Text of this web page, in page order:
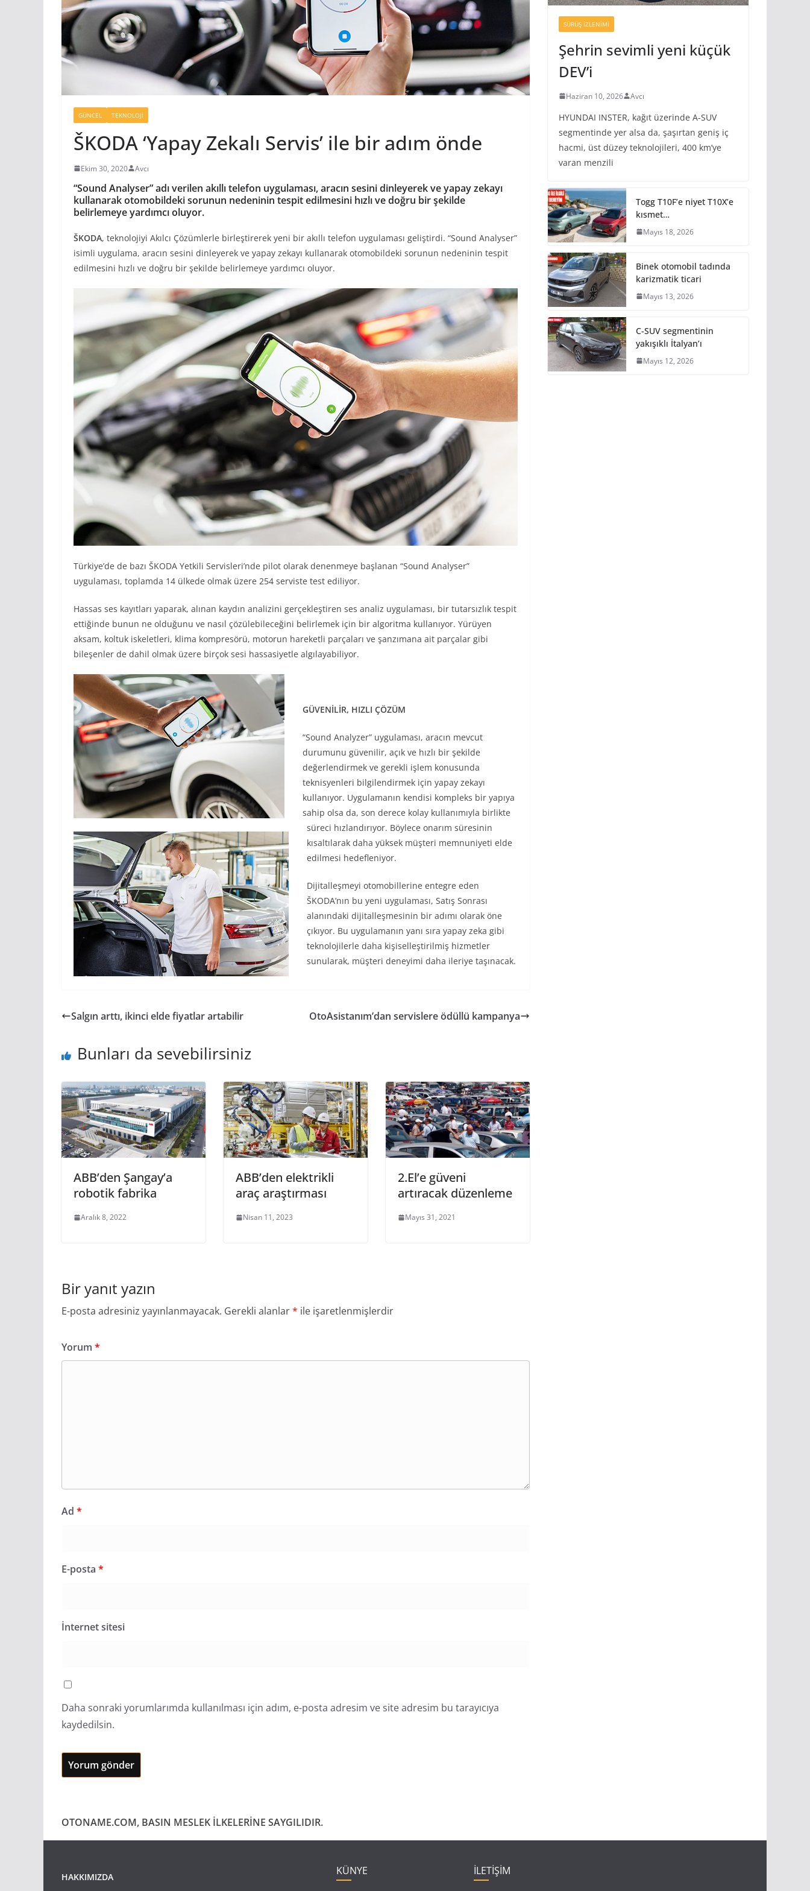
GÜNCEL TEKNOLOJI
ŠKODA ‘Yapay Zekalı Servis’ ile bir adım önde
Ekim 30, 2020 Avcı
“Sound Analyser” adı verilen akıllı telefon uygulaması, aracın sesini dinleyerek ve yapay zekayı
kullanarak otomobildeki sorunun nedeninin tespit edilmesini hızlı ve doğru bir şekilde
belirlemeye yardımcı oluyor.
ŠKODA, teknolojiyi Akılcı Çözümlerle birleştirerek yeni bir akıllı telefon uygulaması geliştirdi. “Sound Analyser”
isimli uygulama, aracın sesini dinleyerek ve yapay zekayı kullanarak otomobildeki sorunun nedeninin tespit
edilmesini hızlı ve doğru bir şekilde belirlemeye yardımcı oluyor.
Türkiye’de de bazı ŠKODA Yetkili Servisleri’nde pilot olarak denenmeye başlanan “Sound Analyser”
uygulaması, toplamda 14 ülkede olmak üzere 254 serviste test ediliyor.
Hassas ses kayıtları yaparak, alınan kaydın analizini gerçekleştiren ses analiz uygulaması, bir tutarsızlık tespit
ettiğinde bunun ne olduğunu ve nasıl çözülebileceğini belirlemek için bir algoritma kullanıyor. Yürüyen
aksam, koltuk iskeletleri, klima kompresörü, motorun hareketli parçaları ve şanzımana ait parçalar gibi
bileşenler de dahil olmak üzere birçok sesi hassasiyetle algılayabiliyor.
GÜVENİLİR, HIZLI ÇÖZÜM
“Sound Analyzer” uygulaması, aracın mevcut
durumunu güvenilir, açık ve hızlı bir şekilde
değerlendirmek ve gerekli işlem konusunda
teknisyenleri bilgilendirmek için yapay zekayı
kullanıyor. Uygulamanın kendisi kompleks bir yapıya
sahip olsa da, son derece kolay kullanımıyla birlikte
süreci hızlandırıyor. Böylece onarım süresinin
kısaltılarak daha yüksek müşteri memnuniyeti elde
edilmesi hedefleniyor.
Dijitalleşmeyi otomobillerine entegre eden
ŠKODA’nın bu yeni uygulaması, Satış Sonrası
alanındaki dijitalleşmesinin bir adımı olarak öne
çıkıyor. Bu uygulamanın yanı sıra yapay zeka gibi
teknolojilerle daha kişiselleştirilmiş hizmetler
sunularak, müşteri deneyimi daha ileriye taşınacak.
Salgın arttı, ikinci elde fiyatlar artabilir OtoAsistanım’dan servislere ödüllü kampanya
Bunları da sevebilirsiniz
ABB’den Şangay’a
robotik fabrika
Aralık 8, 2022
ABB’den elektrikli
araç araştırması
Nisan 11, 2023
2.El’e güveni
artıracak düzenleme
Mayıs 31, 2021
Bir yanıt yazın
E-posta adresiniz yayınlanmayacak. Gerekli alanlar* ile işaretlenmişlerdir
Yorum *
Ad *
E-posta *
İnternet sitesi
Daha sonraki yorumlarımda kullanılması için adım, e-posta adresim ve site adresim bu tarayıcıya
kaydedilsin.
SÜRÜŞ İZLENIMI
Şehrin sevimli yeni küçük
DEV’i
Haziran 10, 2026 Avcı
HYUNDAI INSTER, kağıt üzerinde A-SUV
segmentinde yer alsa da, şaşırtan geniş iç
hacmi, üst düzey teknolojileri, 400 km’ye
varan menzili
Togg T10F’e niyet T10X’e
kısmet…
Mayıs 18, 2026
Binek otomobil tadında
karizmatik ticari
Mayıs 13, 2026
C-SUV segmentinin
yakışıklı İtalyan’ı
Mayıs 12, 2026
OTONAME.COM, BASIN MESLEK İLKELERİNE SAYGILIDIR.
HAKKIMIZDA KÜNYE İLETİŞİM